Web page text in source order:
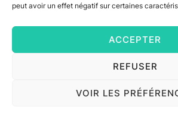
peut avoir un effet négatif sur certaines
ACCEPTER
REFUSER
VOIR LES
facebook
conception-web.fr